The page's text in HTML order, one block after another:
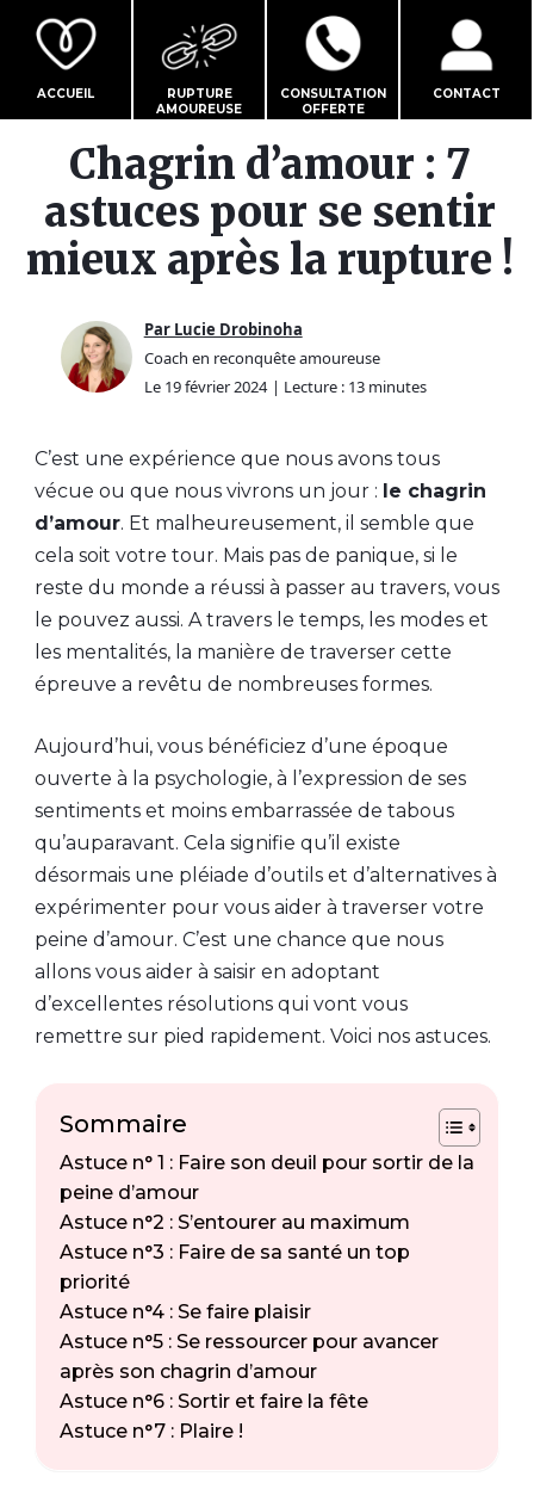
ACCUEIL
RUPTURE
AMOUREUSE
CONSULTATION
OFFERTE
CONTACT
Chagrin d’amour : 7
astuces pour se sentir
mieux après la rupture !
Par Lucie Drobinoha
Coach en reconquête amoureuse
Le 19 février 2024 | Lecture : 13 minutes
C’est une expérience que nous avons tous
vécue ou que nous vivrons un jour : le chagrin
d’amour. Et malheureusement, il semble que
cela soit votre tour. Mais pas de panique, si le
reste du monde a réussi à passer au travers, vous
le pouvez aussi. A travers le temps, les modes et
les mentalités, la manière de traverser cette
épreuve a revêtu de nombreuses formes.
Aujourd’hui, vous bénéficiez d’une époque
ouverte à la psychologie, à l’expression de ses
sentiments et moins embarrassée de tabous
qu’auparavant. Cela signifie qu’il existe
désormais une pléiade d’outils et d’alternatives à
expérimenter pour vous aider à traverser votre
peine d’amour. C’est une chance que nous
allons vous aider à saisir en adoptant
d’excellentes résolutions qui vont vous
remettre sur pied rapidement. Voici nos astuces.
Sommaire
Astuce n° 1 : Faire son deuil pour sortir de la
peine d’amour
Astuce n°2 : S’entourer au maximum
Astuce n°3 : Faire de sa santé un top
priorité
Astuce n°4 : Se faire plaisir
Astuce n°5 : Se ressourcer pour avancer
après son chagrin d’amour
Astuce n°6 : Sortir et faire la fête
Astuce n°7 : Plaire !